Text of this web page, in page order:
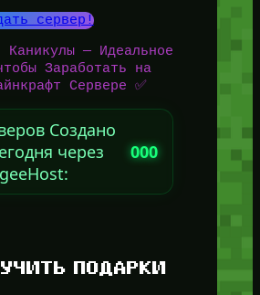
сервер!
Каникулы — Идеальное
Заработать на
Сервере ✅
Создано
через
000
ПОДАРКИ